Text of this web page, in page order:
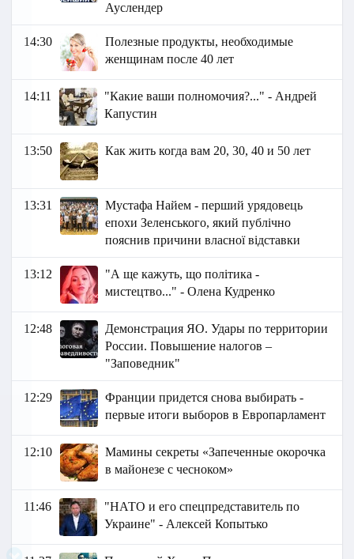
Ауслендер
14:30
Полезные продукты, необходимые
женщинам после 40 лет
14:11
"Какие ваши полномочия?..." - Андрей
Капустин
13:50 Как жить когда вам 20, 30, 40 и 50 лет
13:31
Мустафа Найем - перший урядовець
епохи Зеленського, який публічно
пояснив причини власної відставки
13:12
"А ще кажуть, що політика -
мистецтво..." - Олена Кудренко
12:48
Демонстрация ЯО. Удары по территории
России. Повышение налогов –
"Заповедник"
12:29
Франции придется снова выбирать -
первые итоги выборов в Европарламент
12:10
Мамины секреты «Запеченные окорочка
в майонезе с чесноком»
11:46
"НАТО и его спецпредставитель по
Украине" - Алексей Копытько